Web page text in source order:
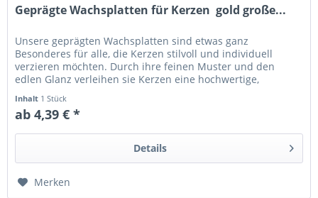
Geprägte Wachsplatten für Kerzen  gold große...
Unsere geprägten Wachsplatten sind etwas ganz
Besonderes für alle, die Kerzen stilvoll und individuell
verzieren möchten. Durch ihre feinen Muster und den
edlen Glanz verleihen sie Kerzen eine hochwertige,
Inhalt 1 Stück
ab 4,39 € *
Details
Merken